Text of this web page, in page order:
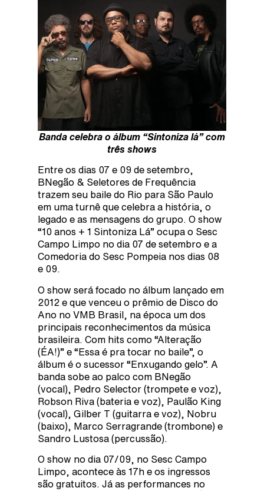
Banda celebra o álbum “Sintoniza lá” com
três shows
Entre os dias 07 e 09 de setembro,
BNegão & Seletores de Frequência
trazem seu baile do Rio para São Paulo
em uma turnê que celebra a história, o
legado e as mensagens do grupo. O show
“10 anos + 1 Sintoniza Lá” ocupa o Sesc
Campo Limpo no dia 07 de setembro e a
Comedoria do Sesc Pompeia nos dias 08
e 09.
O show será focado no álbum lançado em
2012 e que venceu o prêmio de Disco do
Ano no VMB Brasil, na época um dos
principais reconhecimentos da música
brasileira. Com hits como “Alteração
(ÉA!)” e “Essa é pra tocar no baile”, o
álbum é o sucessor “Enxugando gelo”. A
banda sobe ao palco com BNegão
(vocal), Pedro Selector (trompete e voz),
Robson Riva (bateria e voz), Paulão King
(vocal), Gilber T (guitarra e voz), Nobru
(baixo), Marco Serragrande (trombone) e
Sandro Lustosa (percussão).
O show no dia 07/09, no Sesc Campo
Limpo, acontece às 17h e os ingressos
são gratuitos. Já as performances no